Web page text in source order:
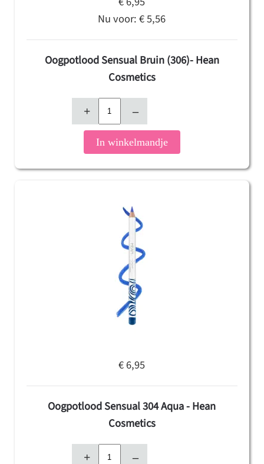
Nu voor:€ 5,56
Oogpotlood Sensual Bruin (306)- Hean
Cosmetics
+ –
In winkelmandje
€ 6,95
Oogpotlood Sensual 304 Aqua - Hean
Cosmetics
+ –